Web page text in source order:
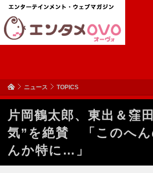
ニュース TOPICS
片岡鶴太郎、東出＆窪
気”を絶賛 「このへん
んか特に…」